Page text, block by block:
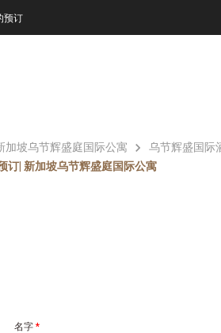
预订
加坡乌节辉盛庭国际公寓
乌节辉盛国际
订| 新加坡乌节辉盛庭国际公寓
名字 *